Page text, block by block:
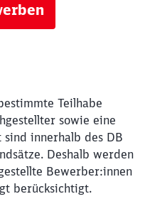
Teilhabe
sowie eine
innerhalb des DB
Deshalb werden
Bewerber:innen
berücksichtigt.